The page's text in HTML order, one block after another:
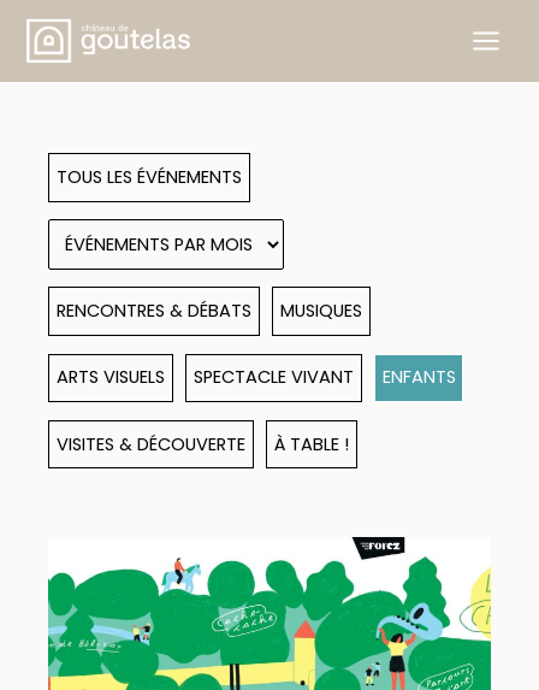
Aller
contenu
TOUS LES ÉVÉNEMENTS
RENCONTRES & DÉBATS MUSIQUES
ARTS VISUELS SPECTACLE VIVANT ENFANTS
VISITES & DÉCOUVERTE À TABLE !